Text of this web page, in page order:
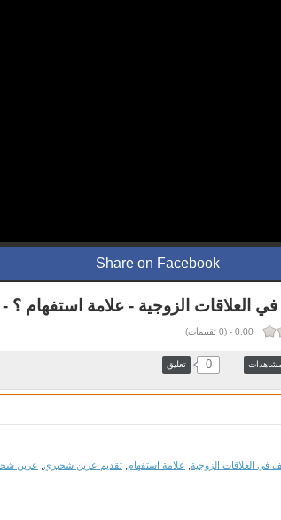
Share on Facebook
في العلاقات الزوجية - علامة استفهام
0.00
-
(
0 تقييمات)
0 تعليق
في العلاقات الزوجية, علامة استفهام, تقديم عرين شحبري, عرين